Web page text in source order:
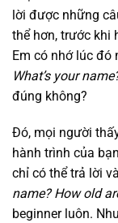
lời được những
thể hơn, trước khi
Em có nhớ lúc đó
What’s your
đúng không?
Đó, mọi người
hành trình của
chỉ có thể trả lời
name? How old
beginner luôn.